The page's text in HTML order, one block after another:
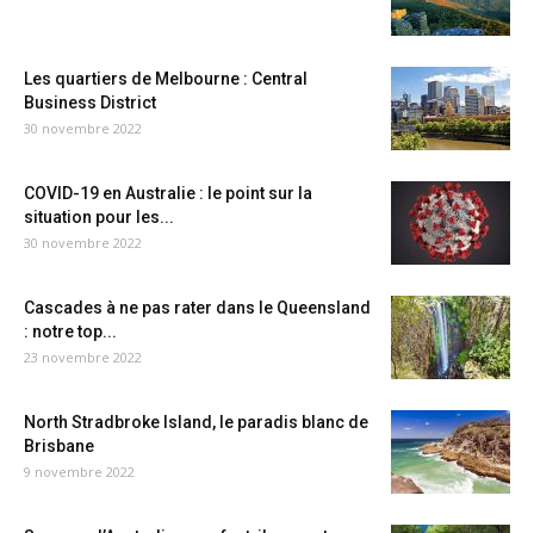
Les quartiers de Melbourne : Central
Business District
30 novembre 2022
COVID-19 en Australie : le point sur la
situation pour les...
30 novembre 2022
Cascades à ne pas rater dans le Queensland
: notre top...
23 novembre 2022
North Stradbroke Island, le paradis blanc de
Brisbane
9 novembre 2022